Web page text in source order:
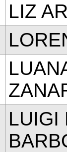
LIZ
LUIGI